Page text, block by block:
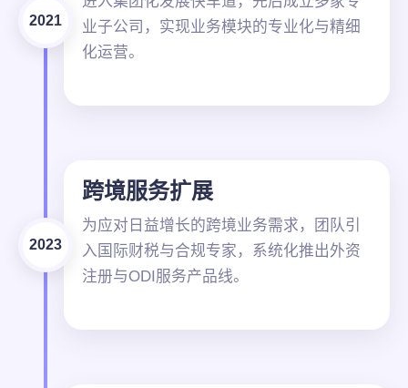
业子公司，实现业务模块的专业化与精细
化运营。
2021
跨境服务扩展
为应对日益增长的跨境业务需求，团队引
入国际财税与合规专家，系统化推出外资
注册与ODI服务产品线。
2023